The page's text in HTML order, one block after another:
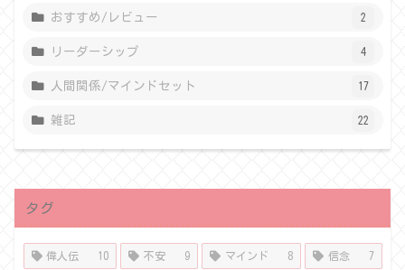
おすすめ/レビュー 2
リーダーシップ 4
人間関係/マインドセット 17
雑記 22
タグ
偉人伝 10 不安 9 マインド 8 信念 7